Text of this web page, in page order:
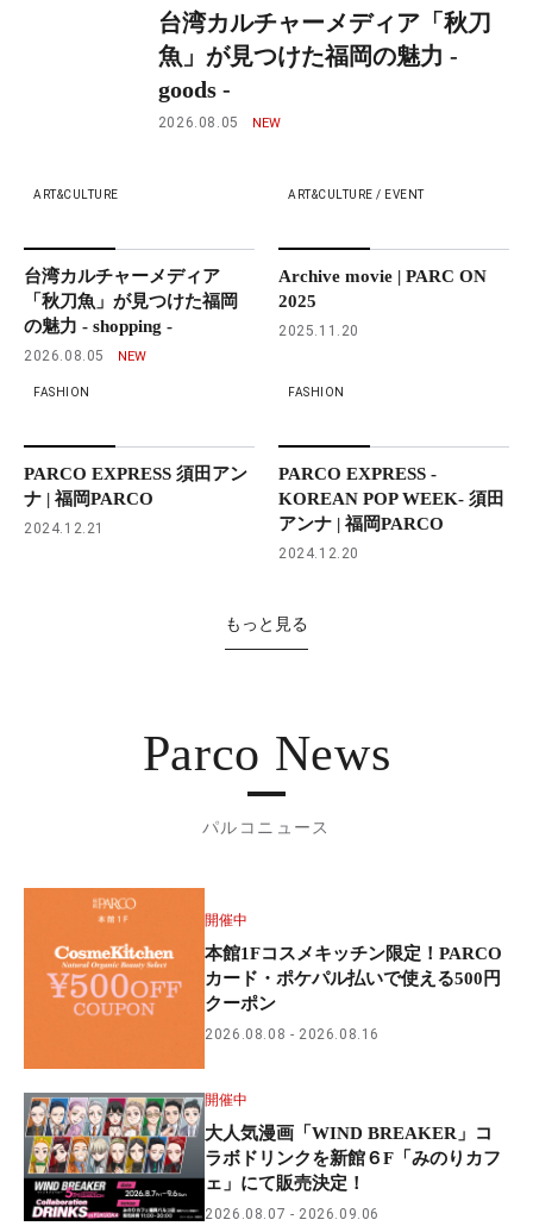
台湾カルチャーメディア「秋刀
魚」が見つけた福岡の魅力 -
goods -
2026.08.05
ART&CULTURE
台湾カルチャーメディア
「秋刀魚」が見つけた福岡
の魅力 - shopping -
2026.08.05
ART&CULTURE / EVENT
Archive movie | PARC ON
2025
2025.11.20
FASHION
PARCO EXPRESS 須田アン
ナ | 福岡PARCO
2024.12.21
FASHION
PARCO EXPRESS -
KOREAN POP WEEK- 須田
アンナ | 福岡PARCO
2024.12.20
もっと見る
Parco News
パルコニュース
開催中
本館1Fコスメキッチン限定！PARCO
カード・ポケパル払いで使える500円
クーポン
2026.08.08 2026.08.16
開催中
大人気漫画「WIND BREAKER」コ
ラボドリンクを新館６F「みのりカフ
ェ」にて販売決定！
2026.08.07 2026.09.06